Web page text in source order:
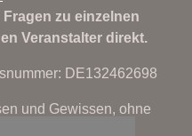
zu einzelnen
Veranstalter direkt.
DE132462698
und Gewissen, ohne